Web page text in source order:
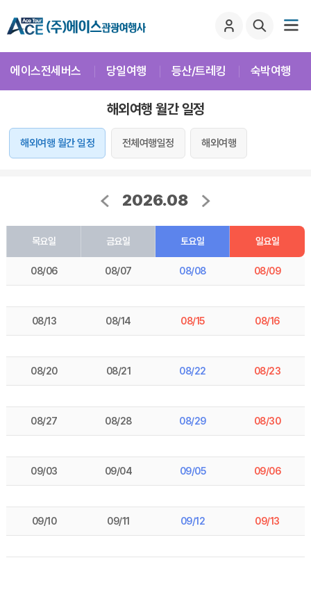
에이스전세버스 당일여행 등산/트레킹 숙박여행
해외여행 월간 일정
해외여행 월간 일정 전체여행일정 해외여행
2026.08
목요일 금요일 토요일 일요일
08/06 08/07 08/08 08/09
08/13 08/14 08/15 08/16
08/20 08/21 08/22 08/23
08/27 08/28 08/29 08/30
09/03 09/04 09/05 09/06
09/10 09/11 09/12 09/13